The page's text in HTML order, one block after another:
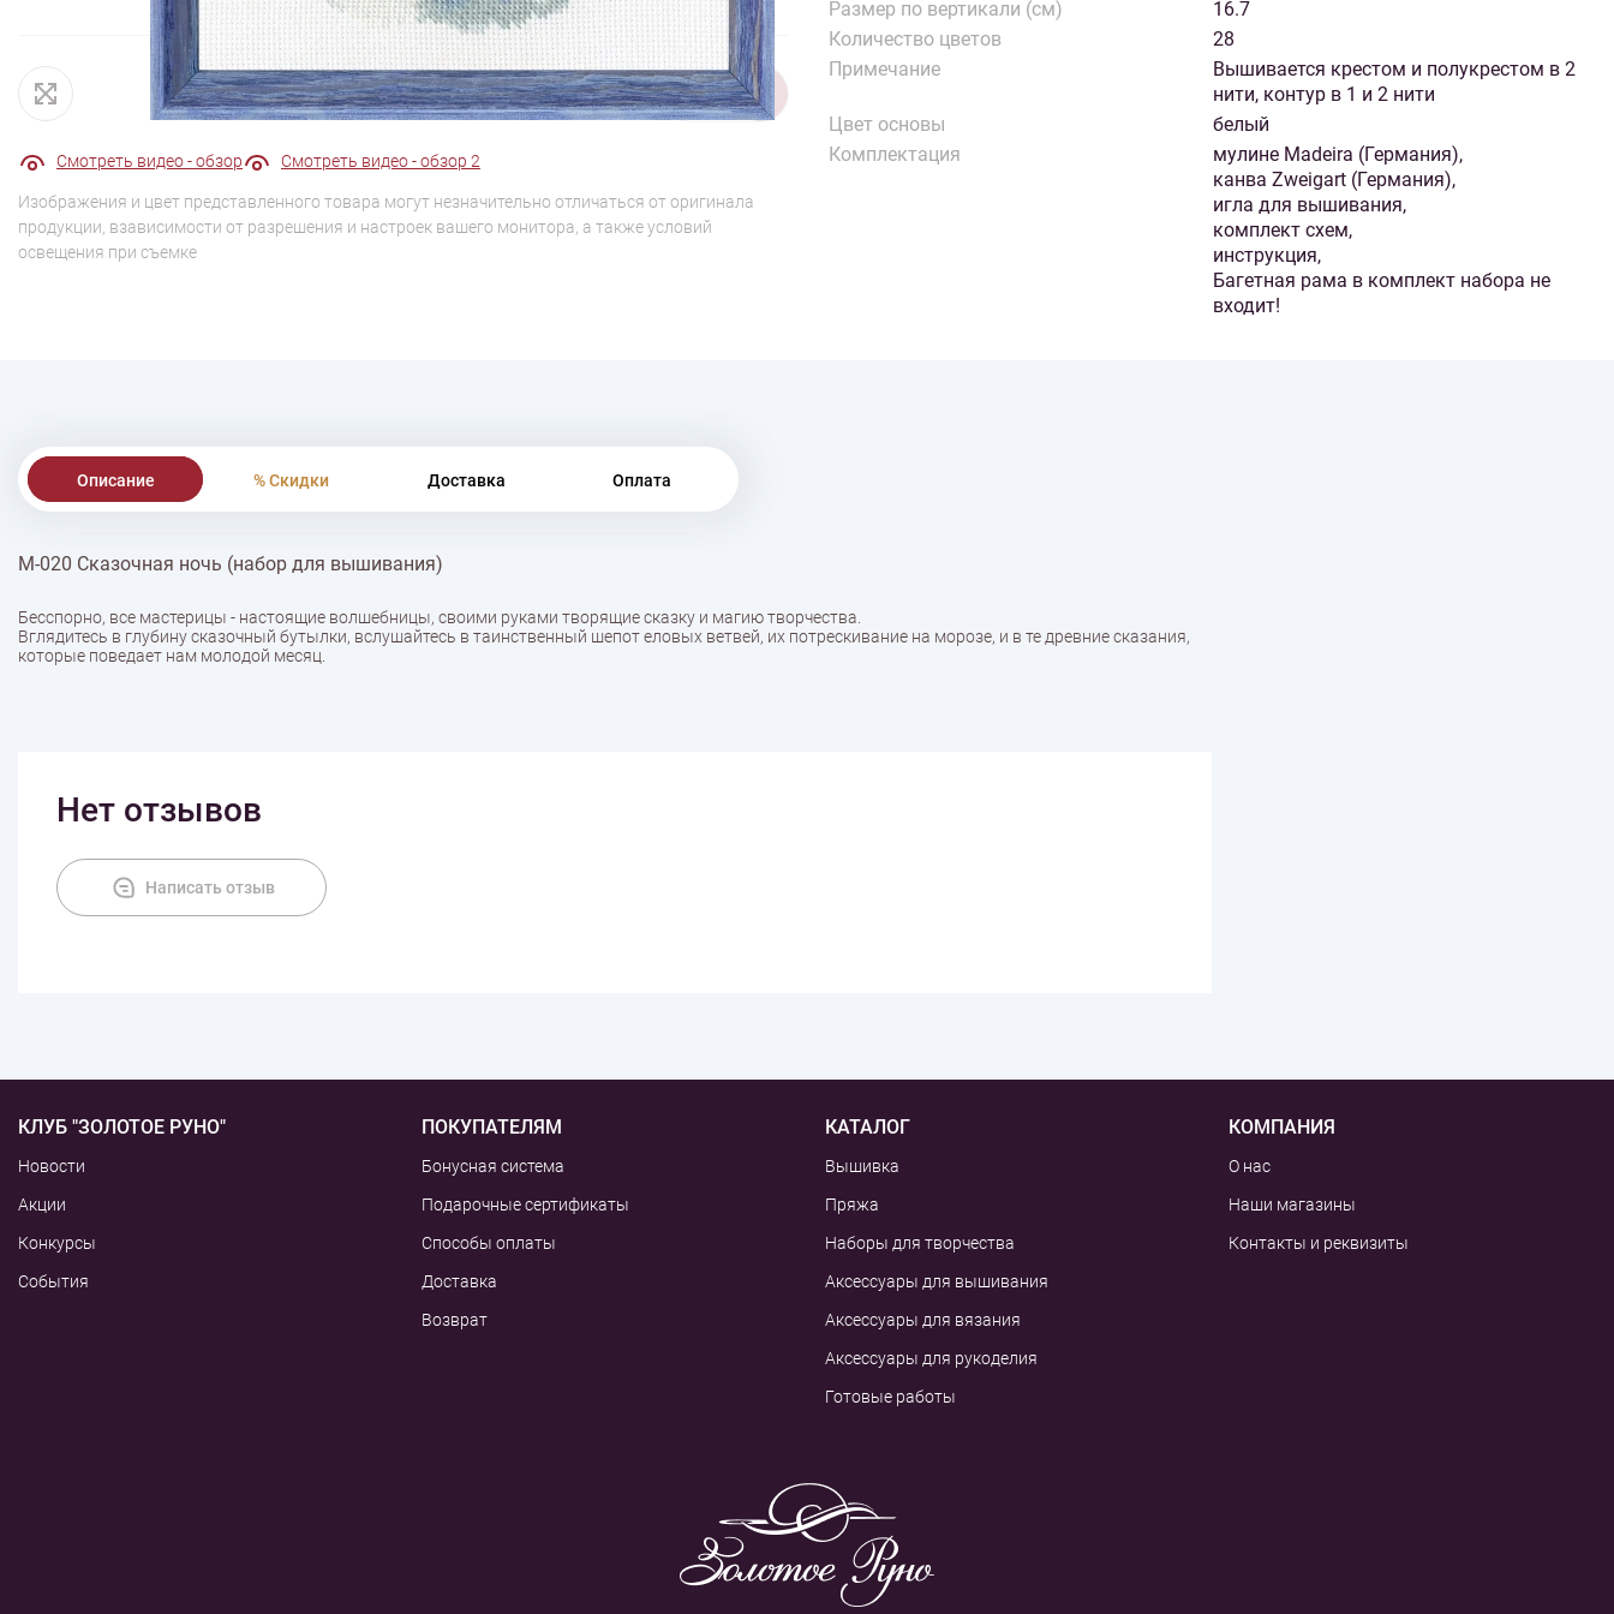
1/7
Смотреть видео - обзор Смотреть видео - обзор 2
Изображения и цвет представленного товара могут незначительно отличаться от оригинала
продукции, взависимости от разрешения и настроек вашего монитора, а также условий
освещения при съемке
Размер по вертикали (см)
16.7
Количество цветов
28
Примечание
Вышивается крестом и полукрестом в 2
нити, контур в 1 и 2 нити
Цвет основы
белый
Комплектация
мулине Madeira (Германия),
канва Zweigart (Германия),
игла для вышивания,
комплект схем,
инструкция,
Багетная рама в комплект набора не
входит!
Описание % Скидки Доставка Оплата
М-020 Сказочная ночь (набор для вышивания)
Бесспорно, все мастерицы - настоящие волшебницы, своими руками творящие сказку и магию творчества.
Вглядитесь в глубину сказочный бутылки, вслушайтесь в таинственный шепот еловых ветвей, их потрескивание на морозе, и в те древние сказания,
которые поведает нам молодой месяц.
Нет отзывов
Написать отзыв
КЛУБ "ЗОЛОТОЕ РУНО"
Новости
Акции
Конкурсы
События
ПОКУПАТЕЛЯМ
Бонусная система
Подарочные сертификаты
Способы оплаты
Доставка
Возврат
КАТАЛОГ
Вышивка
Пряжа
Наборы для творчества
Аксессуары для вышивания
Аксессуары для вязания
Аксессуары для рукоделия
Готовые работы
КОМПАНИЯ
О нас
Наши магазины
Контакты и реквизиты